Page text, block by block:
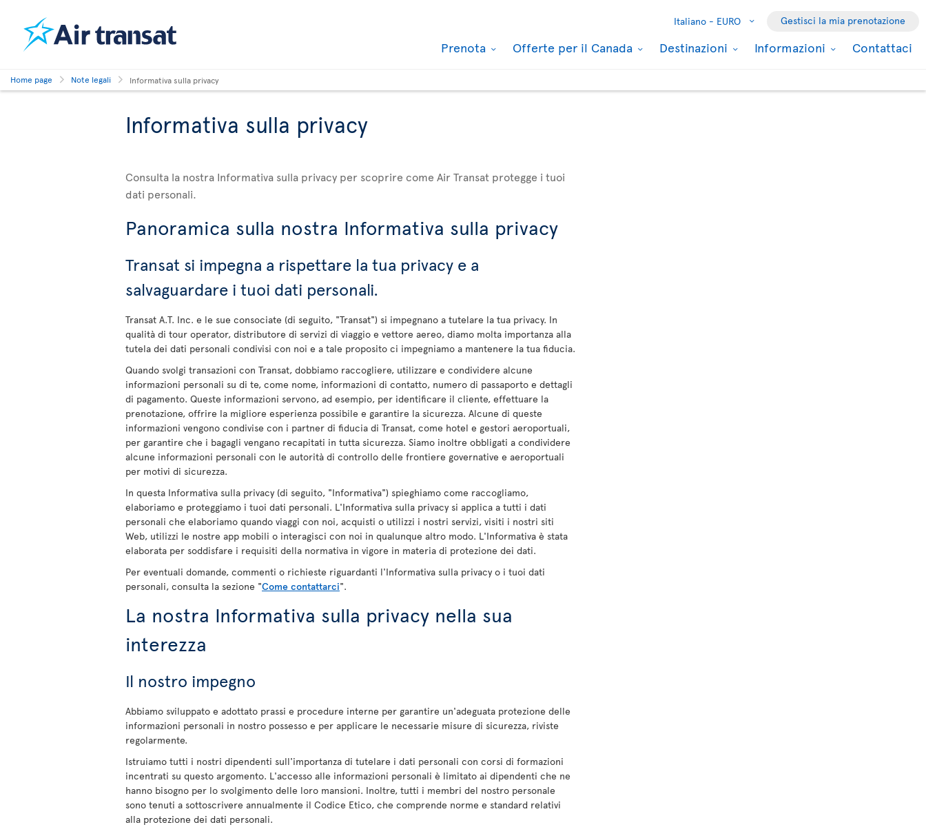
Italiano - EURO Gestisci la mia prenotazione
Prenota Offerte per il Canada Destinazioni Informazioni Contattaci
Home page Note legali Informativa sulla privacy
Informativa sulla privacy
Consulta la nostra Informativa sulla privacy per scoprire come Air Transat protegge i tuoi
dati personali.
Panoramica sulla nostra Informativa sulla privacy
Transat si impegna a rispettare la tua privacy e a
salvaguardare i tuoi dati personali.
Transat A.T. Inc. e le sue consociate (di seguito, "Transat") si impegnano a tutelare la tua privacy. In
qualità di tour operator, distributore di servizi di viaggio e vettore aereo, diamo molta importanza alla
tutela dei dati personali condivisi con noi e a tale proposito ci impegniamo a mantenere la tua fiducia.
Quando svolgi transazioni con Transat, dobbiamo raccogliere, utilizzare e condividere alcune
informazioni personali su di te, come nome, informazioni di contatto, numero di passaporto e dettagli
di pagamento. Queste informazioni servono, ad esempio, per identificare il cliente, effettuare la
prenotazione, offrire la migliore esperienza possibile e garantire la sicurezza. Alcune di queste
informazioni vengono condivise con i partner di fiducia di Transat, come hotel e gestori aeroportuali,
per garantire che i bagagli vengano recapitati in tutta sicurezza. Siamo inoltre obbligati a condividere
alcune informazioni personali con le autorità di controllo delle frontiere governative e aeroportuali
per motivi di sicurezza.
In questa Informativa sulla privacy (di seguito, "Informativa") spieghiamo come raccogliamo,
elaboriamo e proteggiamo i tuoi dati personali. L'Informativa sulla privacy si applica a tutti i dati
personali che elaboriamo quando viaggi con noi, acquisti o utilizzi i nostri servizi, visiti i nostri siti
Web, utilizzi le nostre app mobili o interagisci con noi in qualunque altro modo. L'Informativa è stata
elaborata per soddisfare i requisiti della normativa in vigore in materia di protezione dei dati.
Per eventuali domande, commenti o richieste riguardanti l'Informativa sulla privacy o i tuoi dati
personali, consulta la sezione "Come contattarci".
La nostra Informativa sulla privacy nella sua
interezza
Il nostro impegno
Abbiamo sviluppato e adottato prassi e procedure interne per garantire un'adeguata protezione delle
informazioni personali in nostro possesso e per applicare le necessarie misure di sicurezza, riviste
regolarmente.
Istruiamo tutti i nostri dipendenti sull'importanza di tutelare i dati personali con corsi di formazioni
incentrati su questo argomento. L'accesso alle informazioni personali è limitato ai dipendenti che ne
hanno bisogno per lo svolgimento delle loro mansioni. Inoltre, tutti i membri del nostro personale
sono tenuti a sottoscrivere annualmente il Codice Etico, che comprende norme e standard relativi
alla protezione dei dati personali.